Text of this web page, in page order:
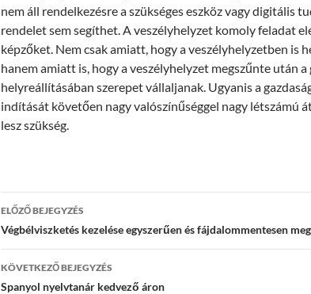
nem áll rendelkezésre a szükséges eszköz vagy digitális
rendelet sem segíthet. A veszélyhelyzet komoly feladat
képzőket. Nem csak amiatt, hogy a veszélyhelyzetben is
hanem amiatt is, hogy a veszélyhelyzet megszűnte után a
helyreállításában szerepet vállaljanak. Ugyanis a
indítását követően nagy valószínűséggel nagy létszámú
lesz szükség.
Bejegyzések
navigációja
ELŐZŐ BEJEGYZÉS
Végbélviszketés kezelése egyszerűen és fájdalommentesen
KÖVETKEZŐ BEJEGYZÉS
Spanyol nyelvtanár kedvező áron